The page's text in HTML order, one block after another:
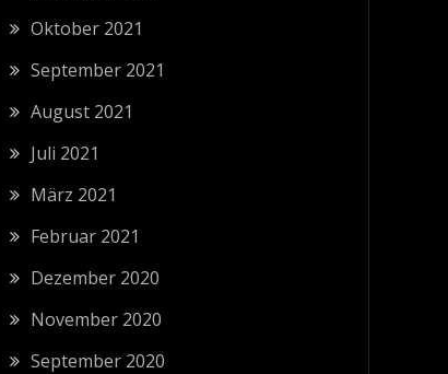
Oktober 2021
September 2021
August 2021
Juli 2021
März 2021
Februar 2021
Dezember 2020
November 2020
September 2020